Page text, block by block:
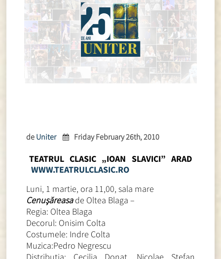
de Uniter Friday February 26th, 2010
TEATRUL CLASIC „IOAN SLAVICI” ARAD
WWW.TEATRULCLASIC.RO
Luni, 1 martie, ora 11,00, sala mare
Cenuşăreasade Oltea Blaga –
Regia: Oltea Blaga
Decorul: Onisim Colta
Costumele: Indre Colta
Muzica:Pedro Negrescu
Distribuţia: Cecilia Donat, Nicolae Ştefan